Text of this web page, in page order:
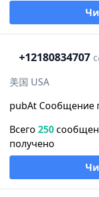
+12180834707
美国 USA
pubAt Сообщение
Всего 250
получено